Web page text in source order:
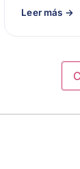
Leer más →